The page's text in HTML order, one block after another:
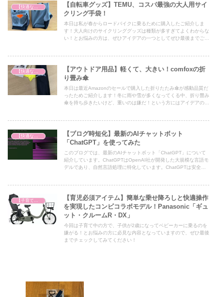
【自転車グッズ】TEMU、コスパ最強の大人用サイ
クリング手袋！
本日は私が春からロードバイクに乗るために購入したご紹介しま
す！大人向けのサイクリンググッズは種類が多すぎてよくわからな
い！とお悩みの方は、ぜひアイデアの一つとしてぜひ最後までご覧
【アウトドア用品】軽くて、大きい！comfoxの折
り畳み傘
本日は最近Amazonのセールで購入した折りたたみ傘が感動品質だ
ったためご紹介します！冬に雨や雪が多くなってくる中、折り畳み
傘を持ち歩きたいけど、重いのは嫌だ！という方にはアイデアのひ
【ブログ時短化】最新のAIチャットボット
「ChatGPT」を使ってみた
このブログでは、最新のAIチャットボット「ChatGPT」について
紹介しています。ChatGPTはOpenAI社が開発した大規模な言語モ
デルであり、自然言語処理に特化しています。ChatGPTは安全性
【育児必須アイテム】簡単な乗せ降ろしと快適操作
を実現したコンビコラボモデル！Panasonic「ギュ
ット・クルームR・DX」
今回は子育て中の方で、子供が2歳になってベビーカーに乗るのを
嫌がる！とお悩みの方に必見な内容となっていますので、ぜひ最後
までチェックしてみてください！